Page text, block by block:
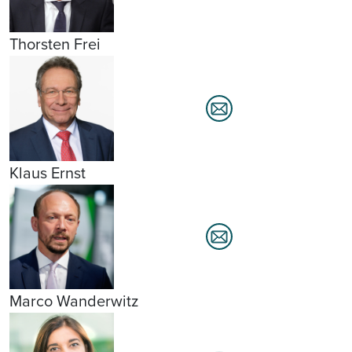
Thorsten Frei
Klaus Ernst
Marco Wanderwitz